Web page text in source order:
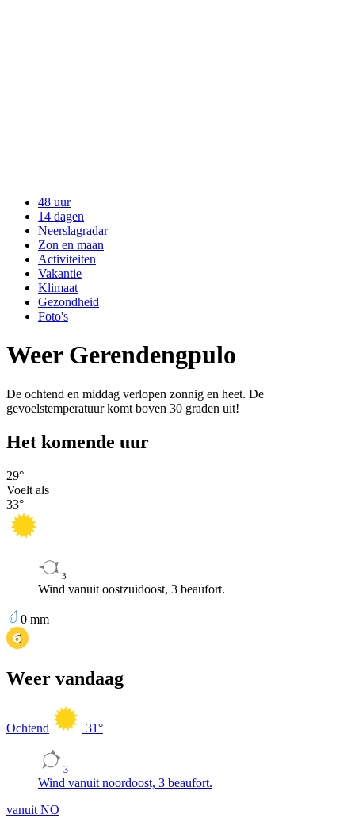
48 uur
14 dagen
Neerslagradar
Zon en maan
Activiteiten
Vakantie
Klimaat
Gezondheid
Foto's
Weer Gerendengpulo
De ochtend en middag verlopen zonnig en heet. De
gevoelstemperatuur komt boven 30 graden uit!
Het komende uur
29°
Voelt als
33°
3
Wind vanuit oostzuidoost, 3 beaufort.
0 mm
Weer vandaag
Ochtend 31°
3
Wind vanuit noordoost, 3 beaufort.
vanuit NO